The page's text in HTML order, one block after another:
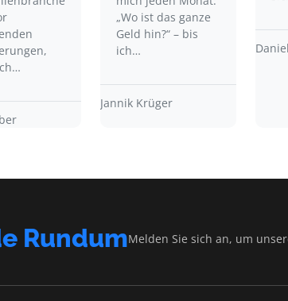
„Wo ist das ganze
Geld hin?“ – bis
ich…
Jannik Krüger
RundumMelden Sie sich an, um